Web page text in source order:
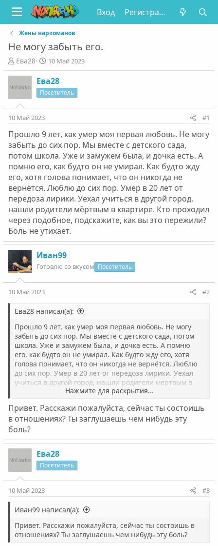
Вход Регистрация
Жены наркоманов
Не могу забыть его.
А
в
т
о
р
т
е
ы
Ева28
Д
а
т
а
н
а
л
а
10 Май 2023
Ева28
Посетитель
10 Май 2023 #1
Прошло 9 лет, как умер моя первая любовь. Не могу
забыть до сих пор. Мы вместе с детского сада,
потом школа. Уже и замужем была, и дочка есть. А
помню его, как будто он не умирал. Как будто жду
его, хотя голова понимает, что он никогда не
вернётся. Люблю до сих пор. Умер в 20 лет от
передоза лирики. Уехал учиться в другой город,
нашли родители мёртвым в квартире. Кто проходил
через подобное, подскажите, как вы это пережили?
Боль не утихает.
Иван99
Готовлю со вкусом Посетитель
10 Май 2023 #2
Ева28 написал(а):
Прошло 9 лет, как умер моя первая любовь. Не могу
забыть до сих пор. Мы вместе с детского сада, потом
школа. Уже и замужем была, и дочка есть. А помню
его, как будто он не умирал. Как будто жду его, хотя
голова понимает, что он никогда не вернётся. Люблю
до сих пор. Умер в 20 лет от передоза лирики. Уехал
учиться в другой город, нашли родители мёртвым в
квартире. Кто проходил через подобное, подскажите,
Нажмите для раскрытия...
Привет. Расскажи пожалуйста, сейчас ты состоишь
в отношениях? Ты заглушаешь чем нибудь эту
боль?
Ева28
Посетитель
10 Май 2023 #3
Иван99 написал(а):
Привет. Расскажи пожалуйста, сейчас ты состоишь в
отношениях? Ты заглушаешь чем нибудь эту боль?